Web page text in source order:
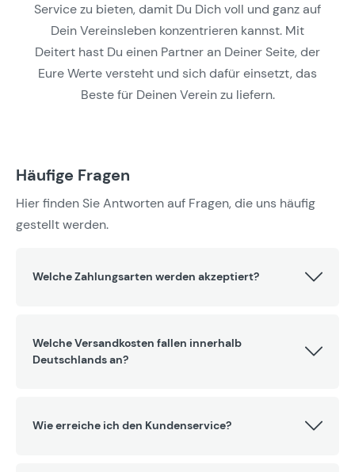
Service zu bieten, damit Du Dich voll und ganz auf
Dein Vereinsleben konzentrieren kannst. Mit
Deitert hast Du einen Partner an Deiner Seite, der
Eure Werte versteht und sich dafür einsetzt, das
Beste für Deinen Verein zu liefern.
Häufige Fragen
Hier finden Sie Antworten auf Fragen, die uns häufig
gestellt werden.
Welche Zahlungsarten werden akzeptiert?
Welche Versandkosten fallen innerhalb
Deutschlands an?
Wie erreiche ich den Kundenservice?